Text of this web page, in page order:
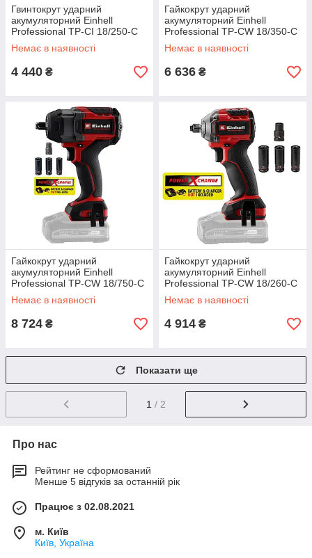
Гвинтокрут ударний
акумуляторний Einhell
Professional TP-CI 18/250-C
Li BL - Solo (4510095)
Немає в наявності
4 440 ₴
Гайкокрут ударний
акумуляторний Einhell
Professional TP-CW 18/350-C
Li BL - Solo (4510055)
Немає в наявності
6 636 ₴
Гайкокрут ударний
акумуляторний Einhell
Professional TP-CW 18/750-C
Li BL - Solo (4510065)
Немає в наявності
8 724 ₴
Гайкокрут ударний
акумуляторний Einhell
Professional TP-CW 18/260-C
Li BL - Solo (4510090)
Немає в наявності
4 914 ₴
Показати ще
1 / 2
Про нас
Рейтинг не сформований
Менше 5 відгуків за останній рік
Працює з 02.08.2021
м. Київ
Київ, Україна